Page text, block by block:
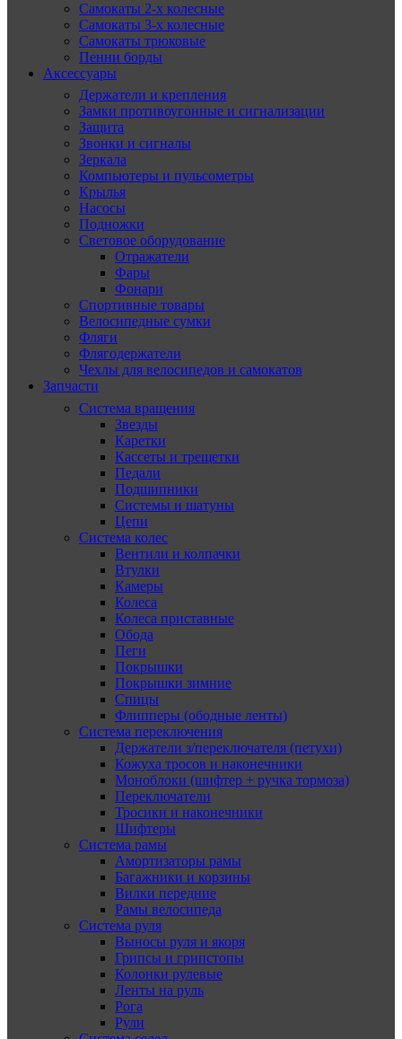
Самокаты 2-х колесные
Самокаты 3-х колесные
Самокаты трюковые
Пенни борды
Аксессуары
Держатели и крепления
Замки противоугонные и сигнализации
Защита
Звонки и сигналы
Зеркала
Компьютеры и пульсометры
Крылья
Насосы
Подножки
Световое оборудование
Отражатели
Фары
Фонари
Спортивные товары
Велосипедные сумки
Фляги
Флягодержатели
Чехлы для велосипедов и самокатов
Запчасти
Система вращения
Звезды
Каретки
Кассеты и трещетки
Педали
Подшипники
Системы и шатуны
Цепи
Система колес
Вентили и колпачки
Втулки
Камеры
Колеса
Колеса приставные
Обода
Пеги
Покрышки
Покрышки зимние
Спицы
Флипперы (ободные ленты)
Система переключения
Держатели з/переключателя (петухи)
Кожуха тросов и наконечники
Моноблоки (шифтер + ручка тормоза)
Переключатели
Тросики и наконечники
Шифтеры
Система рамы
Амортизаторы рамы
Багажники и корзины
Вилки передние
Рамы велосипеда
Система руля
Выносы руля и якоря
Грипсы и грипстопы
Колонки рулевые
Ленты на руль
Рога
Рули